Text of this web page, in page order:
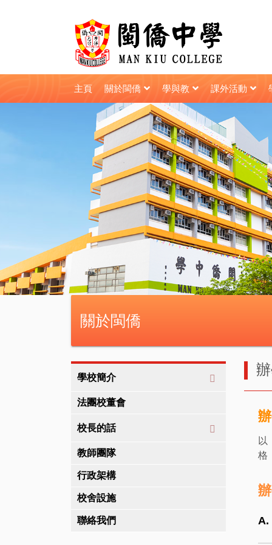
主頁 關於閩僑 學與教 課外活動
關於閩僑
學校簡介
法團校董會
校長的話
教師團隊
行政架構
校舍設施
聯絡我們
以
格
A.